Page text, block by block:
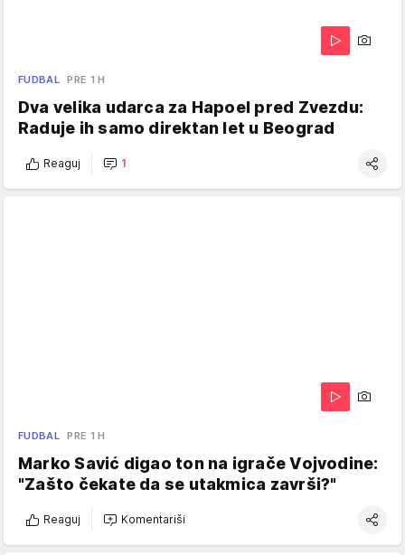
FUDBAL PRE 1 H
Dva velika udarca za Hapoel pred Zvezdu:
Raduje ih samo direktan let u Beograd
Reaguj 1
FUDBAL PRE 1 H
Marko Savić digao ton na igrače Vojvodine:
"Zašto čekate da se utakmica završi?"
Reaguj Komentariši